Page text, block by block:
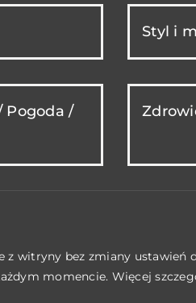
Styl i
Pogoda /
witryny bez zmiany ustawień
momencie. Więcej